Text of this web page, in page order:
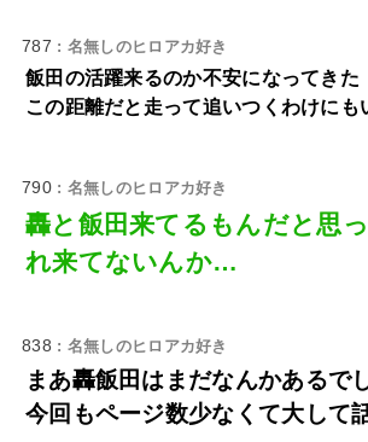
787 : 名無しのヒロアカ好き
飯田の活躍来るのか不安になってきた
この距離だと走って追いつくわけにも
790 : 名無しのヒロアカ好き
轟と飯田来てるもんだと思
れ来てないんか…
838 : 名無しのヒロアカ好き
まあ轟飯田はまだなんかあるで
今回もページ数少なくて大して